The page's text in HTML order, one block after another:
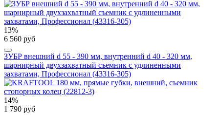
13%
6 560 руб
ЗУБР внешний d 55 - 390 мм, внутренний d 40 - 320 мм,
шарнирный двухзахватный съемник с удлиненными
захватами, Профессионал (43316-305)
14%
1 790 руб